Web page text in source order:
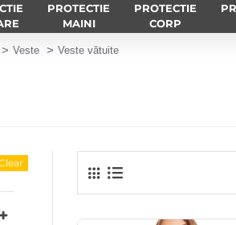
PROTECTIE
MAINI
PROTECTIE
CORP
Veste Veste vătuite